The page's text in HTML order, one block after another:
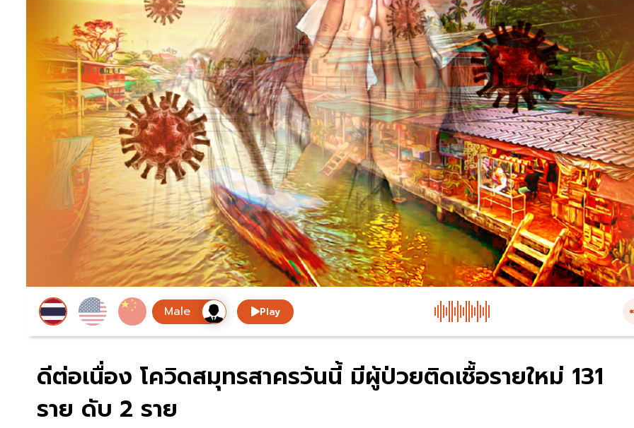
Play
ดีต่อเนื่อง โควิดสมุทรสาครวันนี้ มีผู้ป่วยติดเชื้อรายใหม่ 131
ราย ดับ 2 ราย